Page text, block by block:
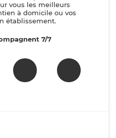
vous les meilleurs
à domicile ou vos
établissement.
7/7